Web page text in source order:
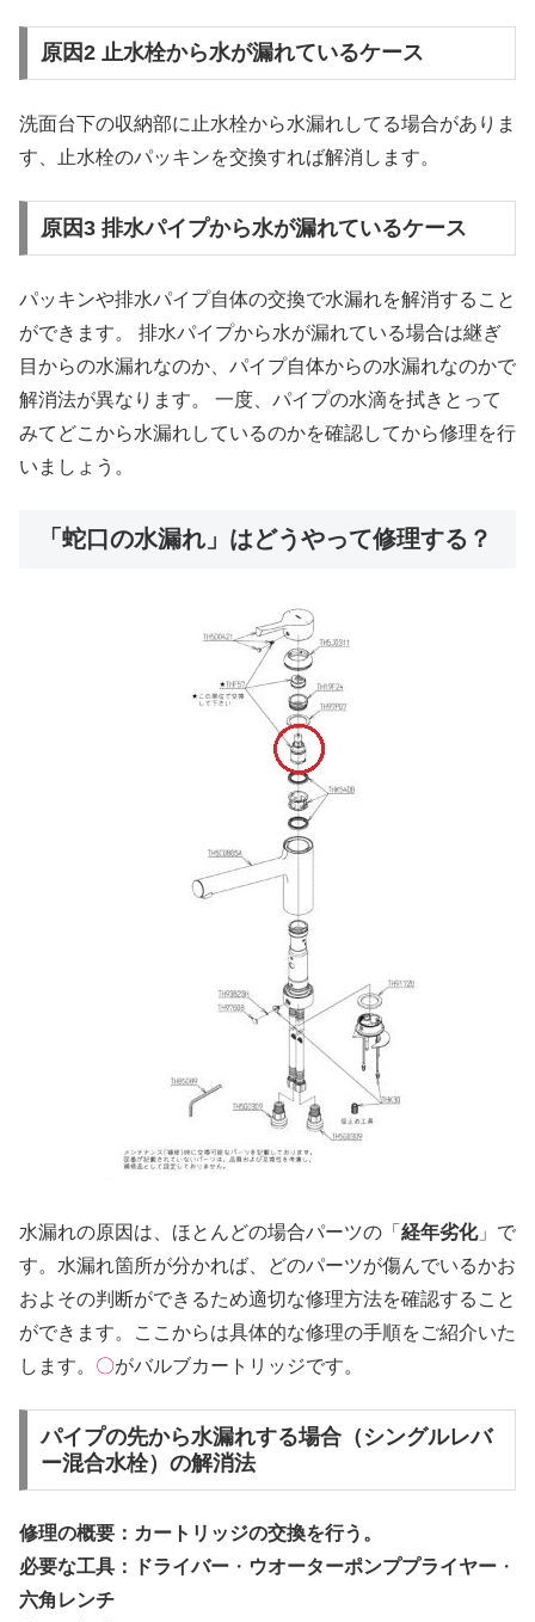
原因2 止水栓から水が漏れているケース
洗面台下の収納部に止水栓から水漏れしてる場合がありま
す、止水栓のパッキンを交換すれば解消します。
原因3 排水パイプから水が漏れているケース
パッキンや排水パイプ自体の交換で水漏れを解消すること
ができます。 排水パイプから水が漏れている場合は継ぎ
目からの水漏れなのか、パイプ自体からの水漏れなのかで
解消法が異なります。 一度、パイプの水滴を拭きとって
みてどこから水漏れしているのかを確認してから修理を行
いましょう。
「蛇口の水漏れ」はどうやって修理する？
水漏れの原因は、ほとんどの場合パーツの「 経年劣化」で
す。水漏れ箇所が分かれば、どのパーツが傷んでいるかお
およその判断ができるため適切な修理方法を確認すること
ができます。ここからは具体的な修理の手順をご紹介いた
します。 〇がバルブカートリッジです。
パイプの先から水漏れする場合（シングルレバ
ー混合水栓）の解消法
修理の概要：カートリッジの交換を行う。
必要な工具：ドライバー ・ ウオーターポンププライヤー ・
六角レンチ